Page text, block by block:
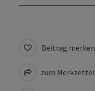
Beitrag merken
zum Merkzettel